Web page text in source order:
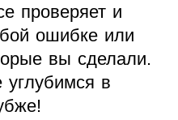
проверяет и
ошибке или
вы сделали.
углубимся в